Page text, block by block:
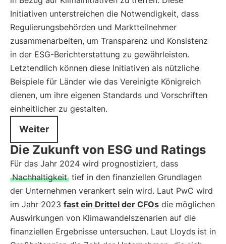
Initiativen unterstreichen die Notwendigkeit, dass
Regulierungsbehörden und Marktteilnehmer
zusammenarbeiten, um Transparenz und Konsistenz
in der ESG-Berichterstattung zu gewährleisten.
Letztendlich können diese Initiativen als nützliche
Beispiele für Länder wie das Vereinigte Königreich
dienen, um ihre eigenen Standards und Vorschriften
einheitlicher zu gestalten.
Weiter
Die Zukunft von ESG und Ratings
Für das Jahr 2024 wird prognostiziert, dass
Nachhaltigkeit tief in den finanziellen Grundlagen
der Unternehmen verankert sein wird. Laut PwC wird
im Jahr 2023 fast ein Drittel der CFOs die möglichen
Auswirkungen von Klimawandelszenarien auf die
finanziellen Ergebnisse untersuchen. Laut Lloyds ist in